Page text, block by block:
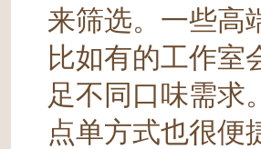
来筛选。一些高
比如有的工作室
足不同口味需求。
点单方式也很便